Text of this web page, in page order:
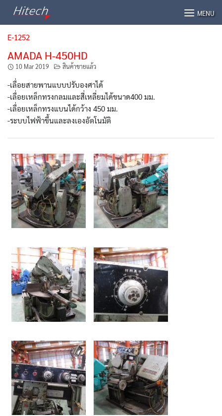
MENU
E-1252
AMADA H-450HD
10 Mar 2019 สินค้าขายแล้ว
-เลื่อยสายพานแบบปรับองศาได้
-เลื่อยเหล็กทรงกลมและสี่เหลี่ยมได้ขนาด400 มม.
-เลื่อยเหล็กทรงแบนได้กว้าง 450 มม.
-ระบบไฟฟ้าขึ้นและลงเองอัตโนมัติ